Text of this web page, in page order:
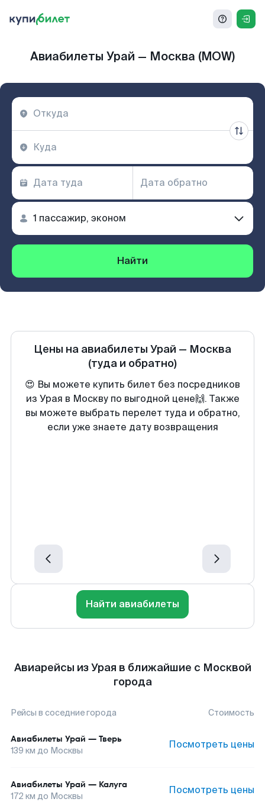
Авиабилеты Урай — Москва (MOW)
Найти
Цены на авиабилеты Урай — Москва
(туда и обратно)
😍 Вы можете купить билет без посредников
из Урая в Москву по выгодной цене🙌. Также
вы можете выбрать перелет туда и обратно,
если уже знаете дату возвращения
Найти авиабилеты
Авиарейсы из Урая в ближайшие с Москвой
города
Рейсы в соседние города Стоимость
Авиабилеты Урай — Тверь
139 км до Москвы Посмотреть цены
Авиабилеты Урай — Калуга
172 км до Москвы Посмотреть цены